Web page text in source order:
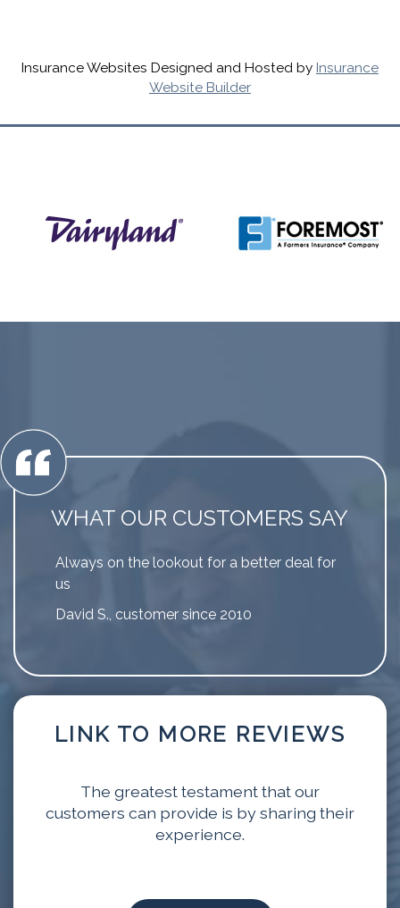
Insurance Websites Designed and Hosted by Insurance
Website Builder
WHAT OUR CUSTOMERS SAY
Always on the lookout for a better deal for
us
David S., customer since 2010
LINK TO MORE REVIEWS
The greatest testament that our
customers can provide is by sharing their
experience.